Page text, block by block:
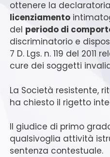
ottenere la
licenziamento
del periodo di
discriminatorio e
7 D. Lgs. n. 119 del
cure dei soggetti
La Società resistente,
ha chiesto il rigetto
Il giudice di primo
qualsivoglia attività
sentenza contestuale.